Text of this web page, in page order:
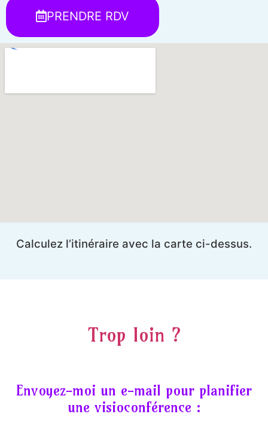
PRENDRE RDV
Calculez l’itinéraire avec la carte ci-dessus.
Trop loin ?
Envoyez-moi un e-mail pour planifier
une visioconférence :